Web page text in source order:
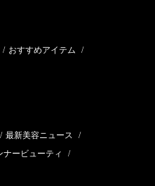
/ おすすめアイテム /
/ 最新美容ニュース /
ナービューティ /